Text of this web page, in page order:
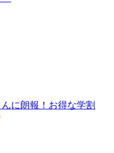
に朗報！お得な学割